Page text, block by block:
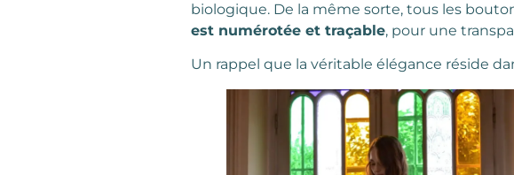
biologique. De la même sorte, tous les
est numérotée et traçable, pour une
Un rappel que la véritable élégance réside